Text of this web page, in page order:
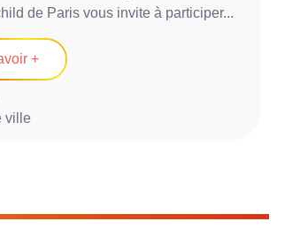
de Paris vous invite à participer...
+
ville